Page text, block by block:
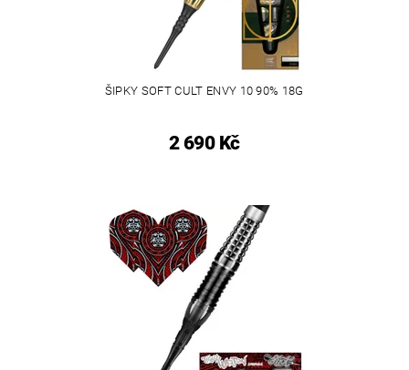
ŠIPKY SOFT CULT ENVY 10 90% 18G
2 690 Kč